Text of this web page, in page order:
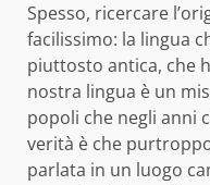
Spesso, ricercare
facilissimo: la lingua
piuttosto antica, che
nostra lingua è un
popoli che negli anni
verità è che
parlata in un luogo